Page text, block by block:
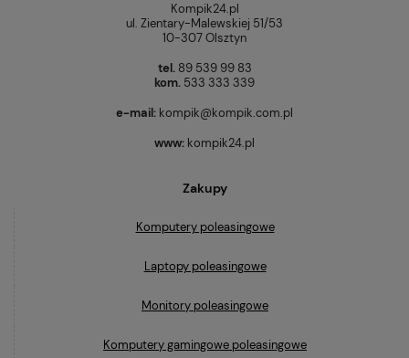
Kompik24.pl
ul. Zientary-Malewskiej 51/53
10-307 Olsztyn
tel. 89 539 99 83
kom. 533 333 339
e-mail: kompik@kompik.com.pl
www: kompik24.pl
Zakupy
Komputery poleasingowe
Laptopy poleasingowe
Monitory poleasingowe
Komputery gamingowe poleasingowe